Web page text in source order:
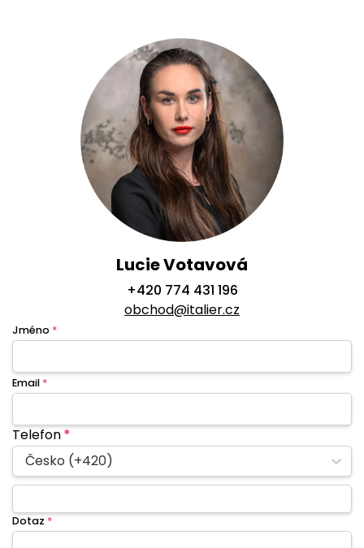
Lucie Votavová
+420 774 431 196
obchod@italier.cz
Jméno *
Email *
Telefon*
Česko (+420)
Dotaz *